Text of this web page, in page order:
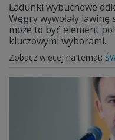
Ładunki wybuchowe
Węgry wywołały
może to być element
kluczowymi wyborami.
Zobacz więcej na temat: